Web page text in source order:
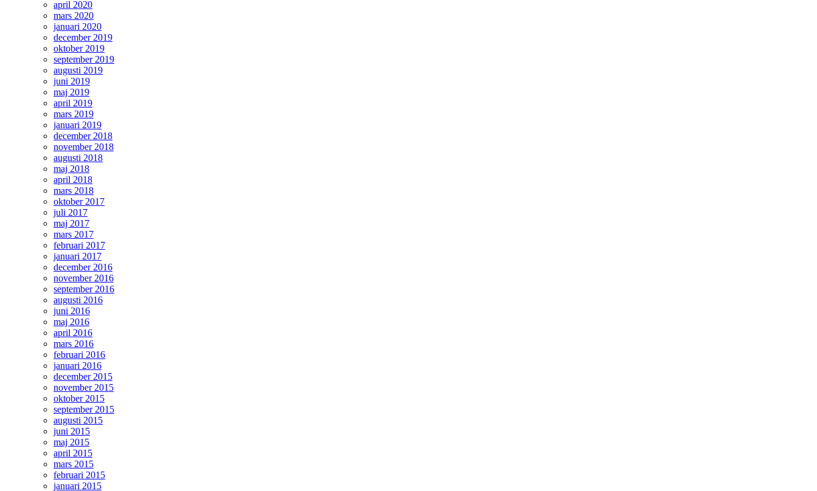
april 2020
mars 2020
januari 2020
december 2019
oktober 2019
september 2019
augusti 2019
juni 2019
maj 2019
april 2019
mars 2019
januari 2019
december 2018
november 2018
augusti 2018
maj 2018
april 2018
mars 2018
oktober 2017
juli 2017
maj 2017
mars 2017
februari 2017
januari 2017
december 2016
november 2016
september 2016
augusti 2016
juni 2016
maj 2016
april 2016
mars 2016
februari 2016
januari 2016
december 2015
november 2015
oktober 2015
september 2015
augusti 2015
juni 2015
maj 2015
april 2015
mars 2015
februari 2015
januari 2015